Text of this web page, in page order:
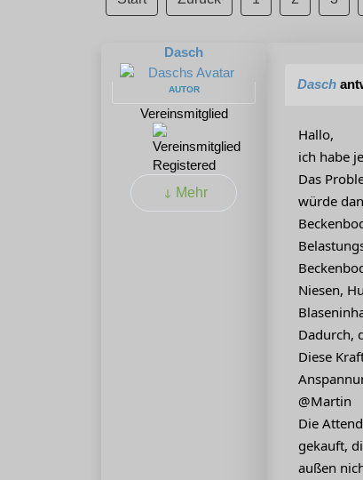
Dasch
AUTOR
Vereinsmitglied
Registered
Mehr
Dasch
Hallo,
ich habe
Das
würde
Niesen,
Dadurch,
Diese
@Martin
Die
gekauft,
außen